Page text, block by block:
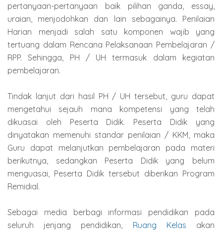
pertanyaan-pertanyaan baik pilihan ganda, essay,
uraian, menjodohkan dan lain sebagainya. Penilaian
Harian menjadi salah satu komponen wajib yang
tertuang dalam Rencana Pelaksanaan Pembelajaran /
RPP. Sehingga, PH / UH termasuk dalam kegiatan
pembelajaran.
Tindak lanjut dari hasil PH / UH tersebut, guru dapat
mengetahui sejauh mana kompetensi yang telah
dikuasai oleh Peserta Didik. Peserta Didik yang
dinyatakan memenuhi standar penilaian / KKM, maka
Guru dapat melanjutkan pembelajaran pada materi
berikutnya, sedangkan Peserta Didik yang belum
menguasai, Peserta Didik tersebut diberikan Program
Remidial.
Sebagai media berbagi informasi pendidikan pada
seluruh jenjang pendidikan, Ruang Kelas akan